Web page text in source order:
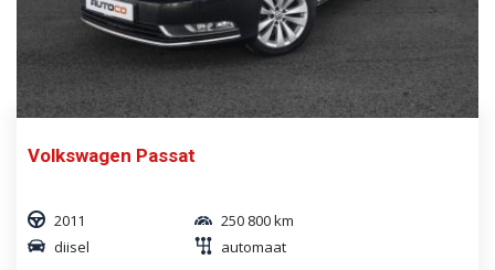
Volkswagen Passat
2011
250 800 km
diisel
automaat